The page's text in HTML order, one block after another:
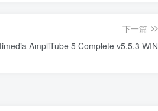
下一篇
AmpliTube 5 Complete v5.5.3 WIN